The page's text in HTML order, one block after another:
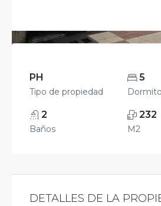
PH
Tipo de propiedad
5
2
Baños
232
M2
DETALLES DE LA